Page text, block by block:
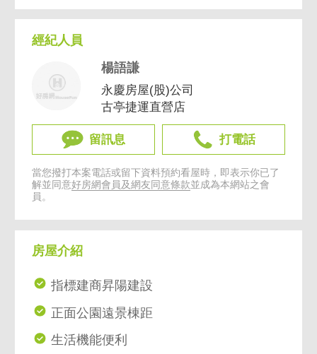
經紀人員
楊語謙
永慶房屋(股)公司
古亭捷運直營店
留訊息 打電話
當您撥打本案電話或留下資料預約看屋時，即表示你已了
解並同意好房網會員及網友同意條款並成為本網站之會
員。
房屋介紹
指標建商昇陽建設
正面公園遠景棟距
生活機能便利